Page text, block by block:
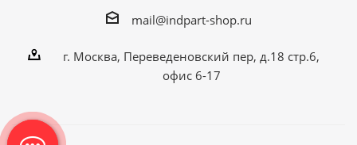
mail@indpart-shop.ru
г. Москва, Переведеновский пер, д.18 стр.6,
офис 6-17